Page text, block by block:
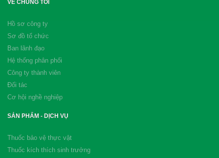
VỀ CHÚNG TÔI
Hồ sơ công ty
Sơ đồ tổ chức
Ban lãnh đạo
Hệ thống phân phối
Công ty thành viên
Đối tác
Cơ hội nghề nghiệp
SẢN PHẨM - DỊCH VỤ
Thuốc bảo vệ thực vật
Thuốc kích thích sinh trưởng